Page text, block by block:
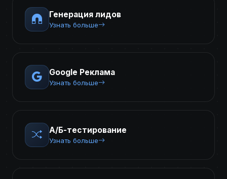
Генерация лидов
Узнать больше
Google Реклама
Узнать больше
А/Б-тестирование
Узнать больше